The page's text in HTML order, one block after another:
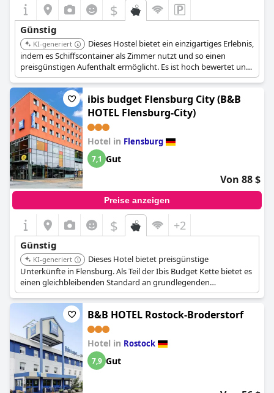
$
Günstig
KI-generiert
Dieses Hostel bietet ein einzigartiges Erlebnis,
indem es Schiffscontainer als Zimmer nutzt und so einen
preisgünstigen Aufenthalt ermöglicht. Es ist hoch bewertet und
eine beliebte Wahl unter Reisenden, die eine erschwingliche
Unterkunft suchen, und liegt in der Nähe des Warnemünder
Strandes und des Leuchtturms von Warnemünde.
ibis budget Flensburg City (B&B
HOTEL Flensburg-City)
Hotel in Flensburg
7,1 Gut
Von 88 $
Preise anzeigen
$ +2
Günstig
KI-generiert
Dieses Hotel bietet preisgünstige
Unterkünfte in Flensburg. Als Teil der Ibis Budget Kette bietet es
einen gleichbleibenden Standard an grundlegenden
Annehmlichkeiten und liegt in der Nähe des Stadtzentrums und
öffentlicher Verkehrsmittel, was es zu einer praktischen Wahl für
preisbewusste Reisende macht.B&B HOTEL Rostock-Broderstorf
Hotel in Rostock
7,9 Gut